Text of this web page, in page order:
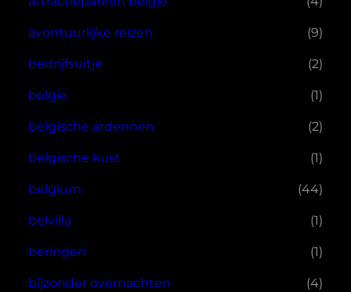
avontuurlijke reizen (9)
bedrijfsuitje (2)
belgie (1)
belgische ardennen (2)
belgische kust (1)
belgium (44)
belvilla (1)
beringen (1)
bijzonder overnachten (4)